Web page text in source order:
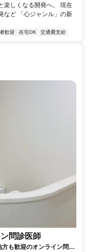
楽しくなる開発へ。 現在
など 「心ジャンル」の新
歓迎 在宅OK 交通費支給
問診医師
も歓迎のオンライン問診